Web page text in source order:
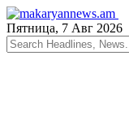
Пятница, 7 Авг 2026